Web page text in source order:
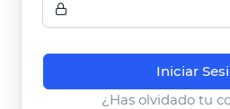
Iniciar
¿Has olvidado tu